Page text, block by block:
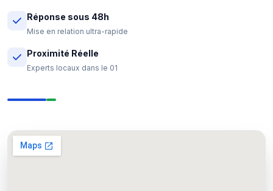
Réponse sous 48h
Mise en relation ultra-rapide
Proximité Réelle
Experts locaux dans le 01